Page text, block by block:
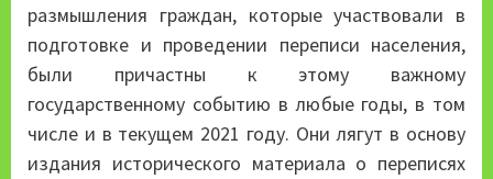
размышления граждан, которые участвовали в
подготовке и проведении переписи населения,
были причастны к этому важному
государственному событию в любые годы, в том
числе и в текущем 2021 году. Они лягут в основу
издания исторического материала о переписях